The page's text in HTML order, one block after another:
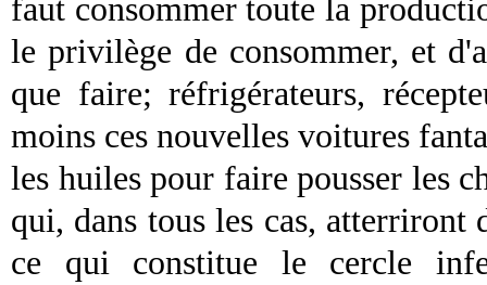
faut consommer toute la
le privilège de consommer, et
que faire; réfrigérateurs,
moins ces nouvelles voitures
les huiles pour faire pousser les
qui, dans tous les cas,
ce qui constitue le cercle